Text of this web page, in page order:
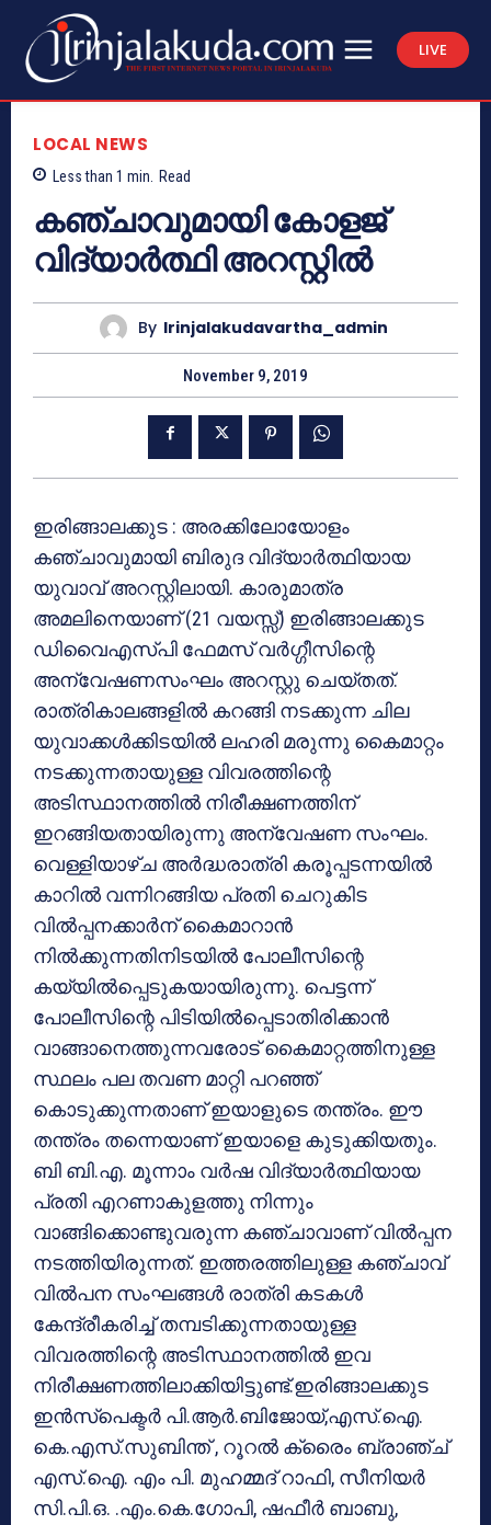
LIVE
LOCAL NEWS
Less than 1 min. Read
കഞ്ചാവുമായി കോളജ്
വിദ്യാര്‍ത്ഥി അറസ്റ്റില്‍
By Irinjalakudavartha_admin
November 9, 2019
ഇരിങ്ങാലക്കുട : അരക്കിലോയോളം
കഞ്ചാവുമായി ബിരുദ വിദ്യാര്‍ത്ഥിയായ
യുവാവ് അറസ്റ്റിലായി. കാരുമാത്ര
അമലിനെയാണ് (21 വയസ്സ്) ഇരിങ്ങാലക്കുട
ഡിവൈഎസ്പി ഫേമസ് വര്‍ഗ്ഗീസിന്റെ
അന്വേഷണസംഘം അറസ്റ്റു ചെയ്തത്.
രാത്രികാലങ്ങളില്‍ കറങ്ങി നടക്കുന്ന ചില
യുവാക്കള്‍ക്കിടയില്‍ ലഹരി മരുന്നു കൈമാറ്റം
നടക്കുന്നതായുള്ള വിവരത്തിന്റെ
അടിസ്ഥാനത്തില്‍ നിരീക്ഷണത്തിന്
ഇറങ്ങിയതായിരുന്നു അന്വേഷണ സംഘം.
വെള്ളിയാഴ്ച അര്‍ദ്ധരാത്രി കരൂപ്പടന്നയില്‍
കാറില്‍ വന്നിറങ്ങിയ പ്രതി ചെറുകിട
വില്‍പ്പനക്കാര്‍ന് കൈമാറാന്‍
നില്‍ക്കുന്നതിനിടയില്‍ പോലീസിന്റെ
കയ്യില്‍പ്പെടുകയായിരുന്നു. പെട്ടന്ന്
പോലീസിന്റെ പിടിയില്‍പ്പെടാതിരിക്കാന്‍
വാങ്ങാനെത്തുന്നവരോട് കൈമാറ്റത്തിനുള്ള
സ്ഥലം പല തവണ മാറ്റി പറഞ്ഞ്
കൊടുക്കുന്നതാണ് ഇയാളുടെ തന്ത്രം. ഈ
തന്ത്രം തന്നെയാണ് ഇയാളെ കുടുക്കിയതും.
ബി ബി.എ. മൂന്നാം വര്‍ഷ വിദ്യാര്‍ത്ഥിയായ
പ്രതി എറണാകുളത്തു നിന്നും
വാങ്ങിക്കൊണ്ടുവരുന്ന കഞ്ചാവാണ് വില്‍പ്പന
നടത്തിയിരുന്നത്. ഇത്തരത്തിലുള്ള കഞ്ചാവ്
വില്‍പന സംഘങ്ങള്‍ രാത്രി കടകള്‍
കേന്ദ്രീകരിച്ച് തമ്പടിക്കുന്നതായുള്ള
വിവരത്തിന്റെ അടിസ്ഥാനത്തില്‍ ഇവ
നിരീക്ഷണത്തിലാക്കിയിട്ടുണ്ട്.ഇരിങ്ങാലക്കുട
ഇന്‍സ്‌പെക്ടര്‍ പി.ആര്‍.ബിജോയ്,എസ്.ഐ.
കെ.എസ്.സുബിന്ത് , റൂറല്‍ ക്രൈം ബ്രാഞ്ച്
എസ്.ഐ. എം പി. മുഹമ്മദ് റാഫി, സീനിയര്‍
സി.പി.ഒ. .എം.കെ.ഗോപി, ഷഫീര്‍ ബാബു,